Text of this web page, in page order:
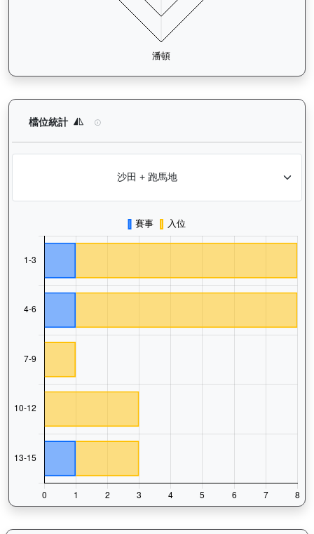
檔位統計 驕陽明駒（H302）— 檔位統計分析：查看馬匹